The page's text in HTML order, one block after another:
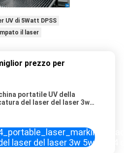
UV di 5Watt DPSS
il laser
prezzo per
portatile UV della
del laser del laser 3w
laser del laser 3w 5w YVO4